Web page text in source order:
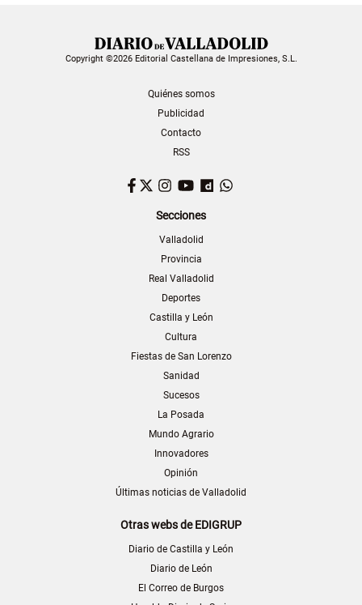
Copyright ©2026 Editorial Castellana de Impresiones, S.L.
Quiénes somos
Publicidad
Contacto
RSS
Facebook
TwitterInstagram
YouTubeDailymotion
Secciones
Valladolid
Provincia
Real Valladolid
Deportes
Castilla y León
Cultura
Fiestas de San Lorenzo
Sanidad
Sucesos
La Posada
Mundo Agrario
Innovadores
Opinión
Últimas noticias de Valladolid
Otras webs de EDIGRUP
Diario de Castilla y León
Diario de León
El Correo de Burgos